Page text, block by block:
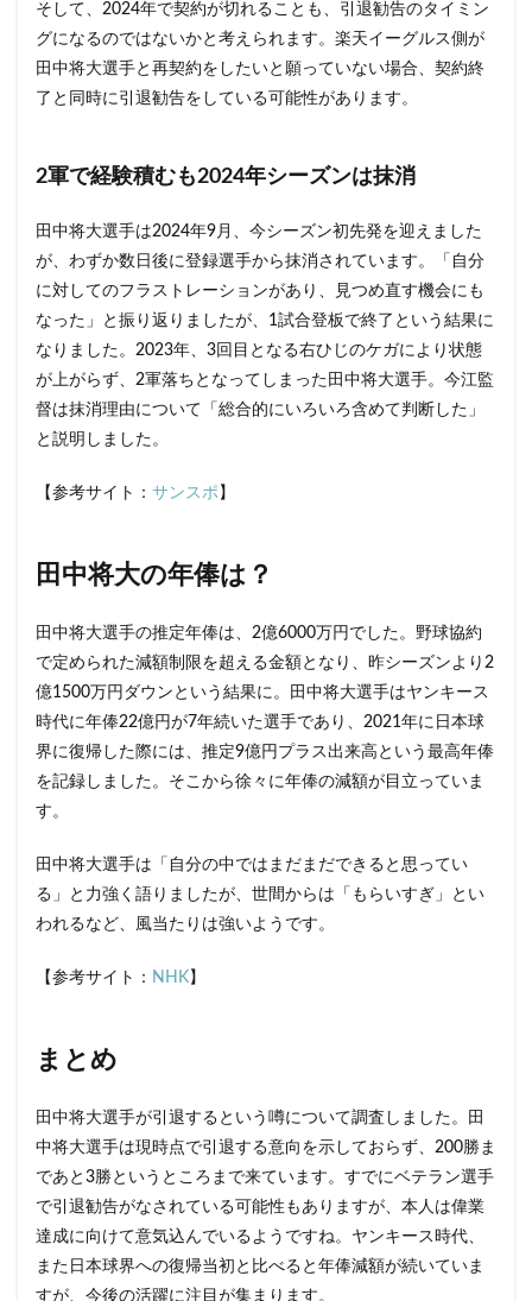
まと
め
そして、2024年で契約が切れることも、引退勧告のタイミン
グになるのではないかと考えられます。楽天イーグルス側が
田中将大選手と再契約をしたいと願っていない場合、契約終
了と同時に引退勧告をしている可能性があります。
2軍で経験積むも2024年シーズンは抹消
田中将大選手は2024年9月、今シーズン初先発を迎えました
が、わずか数日後に登録選手から抹消されています。「自分
に対してのフラストレーションがあり、見つめ直す機会にも
なった」と振り返りましたが、1試合登板で終了という結果に
なりました。2023年、3回目となる右ひじのケガにより状態
が上がらず、2軍落ちとなってしまった田中将大選手。今江監
督は抹消理由について「総合的にいろいろ含めて判断した」
と説明しました。
【参考サイト： サンスポ 】
田中将大の年俸は？
田中将大選手の推定年俸は、2億6000万円でした。野球協約
で定められた減額制限を超える金額となり、昨シーズンより2
億1500万円ダウンという結果に。田中将大選手はヤンキース
時代に年俸22億円が7年続いた選手であり、2021年に日本球
界に復帰した際には、推定9億円プラス出来高という最高年俸
を記録しました。そこから徐々に年俸の減額が目立っていま
す。
田中将大選手は「自分の中ではまだまだできると思ってい
る」と力強く語りましたが、世間からは「もらいすぎ」とい
われるなど、風当たりは強いようです。
【参考サイト： NHK】
まとめ
田中将大選手が引退するという噂について調査しました。田
中将大選手は現時点で引退する意向を示しておらず、200勝ま
であと3勝というところまで来ています。すでにベテラン選手
で引退勧告がなされている可能性もありますが、本人は偉業
達成に向けて意気込んでいるようですね。ヤンキース時代、
また日本球界への復帰当初と比べると年俸減額が続いていま
すが、今後の活躍に注目が集まります。